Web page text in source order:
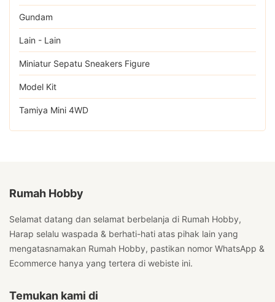
Gundam
Lain - Lain
Miniatur Sepatu Sneakers Figure
Model Kit
Tamiya Mini 4WD
Rumah Hobby
Selamat datang dan selamat berbelanja di Rumah Hobby,
Harap selalu waspada & berhati-hati atas pihak lain yang
mengatasnamakan Rumah Hobby, pastikan nomor WhatsApp &
Ecommerce hanya yang tertera di webiste ini.
Temukan kami di